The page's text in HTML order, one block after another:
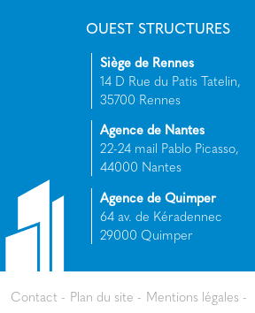
OUEST STRUCTURES
Siège de Rennes
14 D Rue du Patis Tatelin,
35700 Rennes
Agence de Nantes
22-24 mail Pablo Picasso,
44000 Nantes
Agence de Quimper
64 av. de Kéradennec
29000 Quimper
Contact Plan du site Mentions légales